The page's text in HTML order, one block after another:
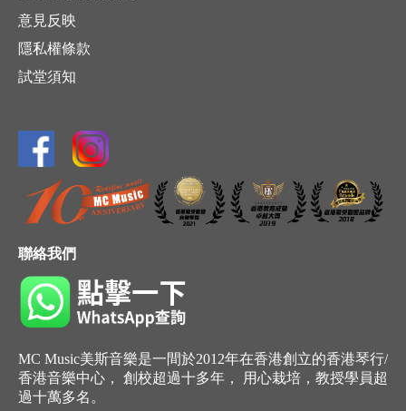
意見反映
隱私權條款
試堂須知
聯絡我們
MC Music美斯音樂是一間於2012年在香港創立的香港琴行/
香港音樂中心， 創校超過十多年， 用心栽培，教授學員超
過十萬多名。